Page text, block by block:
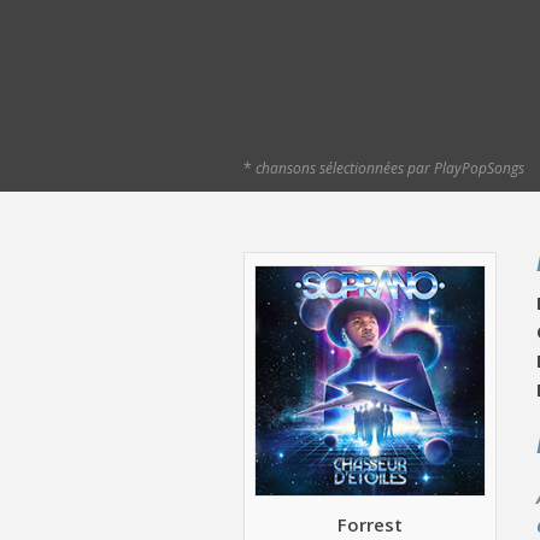
* chansons sélectionnées par PlayPopSongs
Forrest